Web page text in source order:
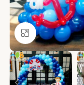
Click to enlarge